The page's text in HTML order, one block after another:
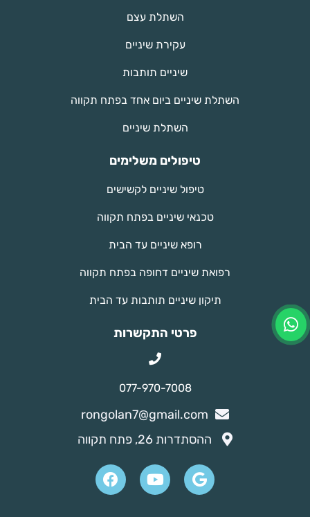
השתלת עצם
עקירת שיניים
שיניים תותבות
השתלת שיניים ביום אחד בפתח תקווה
השתלת שיניים
טיפולים משלימים
טיפול שיניים לקשישים
טכנאי שיניים בפתח תקווה
רופא שיניים עד הבית
רפואת שיניים דחופה בפתח תקווה
תיקון שיניים תותבות עד הבית
פרטי התקשרות
077-970-7008
rongolan7@gmail.com
ההסתדרות 26, פתח תקווה